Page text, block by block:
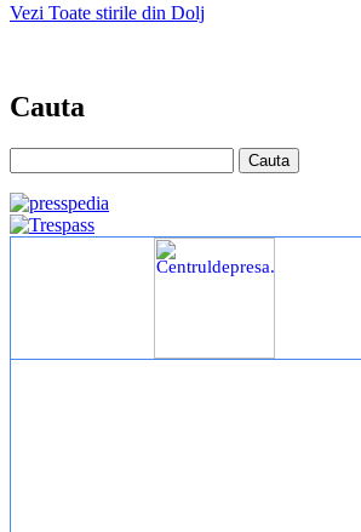
Vezi Toate stirile din Dolj
Cauta